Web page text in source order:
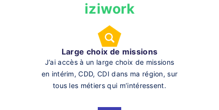
iziwork
Large choix de missions
J’ai accès à un large choix de missions
en intérim, CDD, CDI dans ma région, sur
tous les métiers qui m’intéressent.